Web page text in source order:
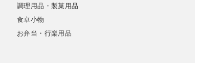
調理用品・製菓用品
食卓小物
お弁当・行楽用品